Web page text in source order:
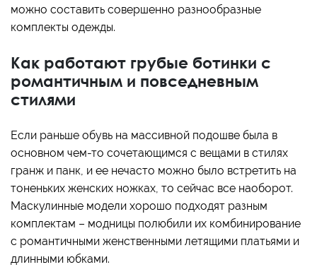
можно составить совершенно разнообразные
комплекты одежды.
Как работают грубые ботинки с
романтичным и повседневным
стилями
Если раньше обувь на массивной подошве была в
основном чем-то сочетающимся с вещами в стилях
гранж и панк, и ее нечасто можно было встретить на
тоненьких женских ножках, то сейчас все наоборот.
Маскулинные модели хорошо подходят разным
комплектам – модницы полюбили их комбинирование
с романтичными женственными летящими платьями и
длинными юбками.